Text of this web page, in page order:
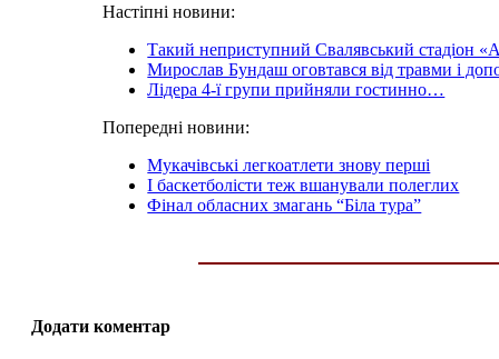
Настіпні новини:
Такий неприступний Свалявський стадіон
Мирослав Бундаш оговтався від травми і
Лідера 4-ї групи прийняли гостинно…
Попередні новини:
Мукачівські легкоатлети знову перші
І баскетболісти теж вшанували полеглих
Фінал обласних змагань “Біла тура”
Додати коментар